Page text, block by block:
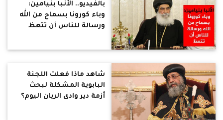
بالفيديو.. الأنبا بنيامين:
وباء كورونا بسماح من الله
ورسالة للناس أن تتعظ
شاهد ماذا فعلت اللجنة
البابوية المشكلة لبحث
أزمة دير وادى الريان اليوم؟